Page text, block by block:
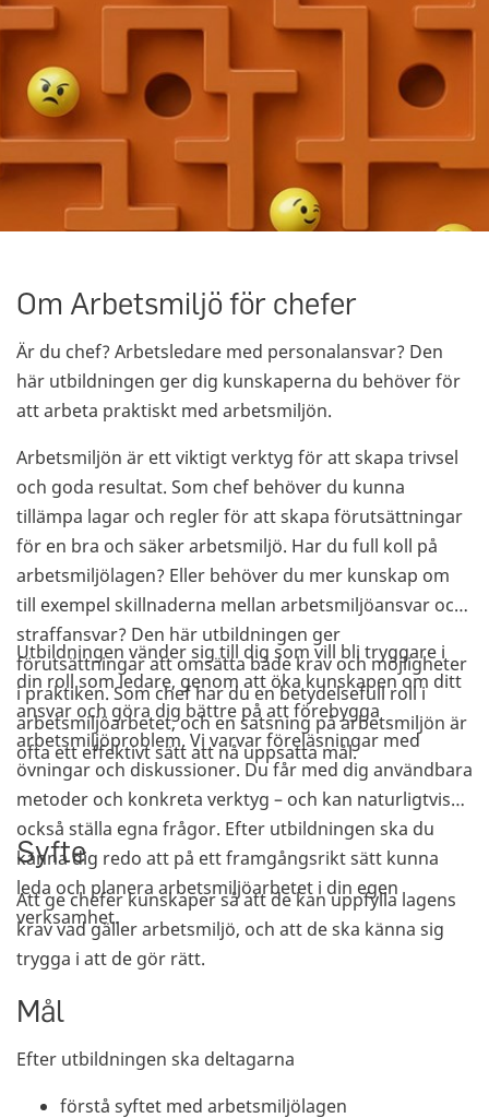
Om Arbetsmiljö för chefer
Är du chef? Arbetsledare med personalansvar? Den
här utbildningen ger dig kunskaperna du behöver för
att arbeta praktiskt med arbetsmiljön.
Arbetsmiljön är ett viktigt verktyg för att skapa trivsel
och goda resultat. Som chef behöver du kunna
tillämpa lagar och regler för att skapa förutsättningar
för en bra och säker arbetsmiljö. Har du full koll på
arbetsmiljölagen? Eller behöver du mer kunskap om
till exempel skillnaderna mellan arbetsmiljöansvar och
straffansvar? Den här utbildningen ger
förutsättningar att omsätta både krav och möjligheter
i praktiken. Som chef har du en betydelsefull roll i
arbetsmiljöarbetet, och en satsning på arbetsmiljön är
ofta ett effektivt sätt att nå uppsatta mål.
Utbildningen vänder sig till dig som vill bli tryggare i
din roll som ledare, genom att öka kunskapen om ditt
ansvar och göra dig bättre på att förebygga
arbetsmiljöproblem. Vi varvar föreläsningar med
övningar och diskussioner. Du får med dig användbara
metoder och konkreta verktyg – och kan naturligtvis
också ställa egna frågor. Efter utbildningen ska du
känna dig redo att på ett framgångsrikt sätt kunna
leda och planera arbetsmiljöarbetet i din egen
verksamhet.
Syfte
Att ge chefer kunskaper så att de kan uppfylla lagens
krav vad gäller arbetsmiljö, och att de ska känna sig
trygga i att de gör rätt.
Mål
Efter utbildningen ska deltagarna
förstå syftet med arbetsmiljölagen